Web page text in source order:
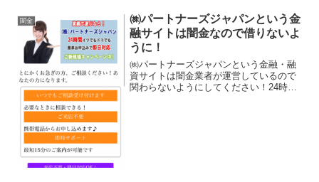
闇金
㈱パートナーズジャパンという金
融サイトは闇金なので借りないよ
うに！
㈱パートナーズジャパンという金融・融
資サイトは闇金業者が運営しているので
関わらないようにしてください！24時間